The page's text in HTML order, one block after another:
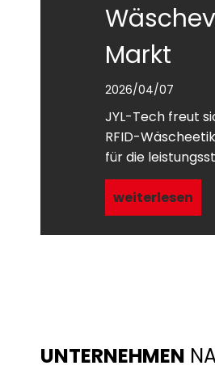
Markt
2026/04/07
JYL-Tech freut
RFID-
für die
Hotels,
Hersteller von
Technologie
weiterlesen
UNTERNEHMEN